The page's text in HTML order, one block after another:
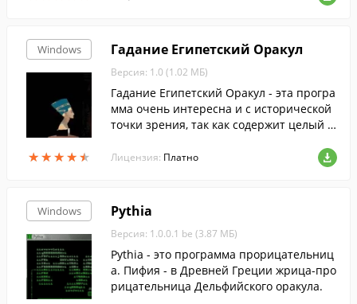
Windows
★★★★★
★★★★★
Гадание Египетский Оракул
Версия: 1.0 (1.02 МБ)
Гадание Египетский Оракул - эта програ
мма очень интересна и с исторической
точки зрения, так как содержит целый п
ельного справочника.
Лицензия: Платно
Windows Pythia
Версия: 1.0.0.1 be (3.87 МБ)
Pythia - это программа прорицательниц
а. Пифия - в Древней Греции жрица-про
рицательница Дельфийского оракула.